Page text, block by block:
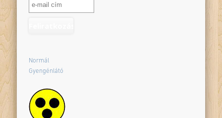
Normál
Gyengénlátó